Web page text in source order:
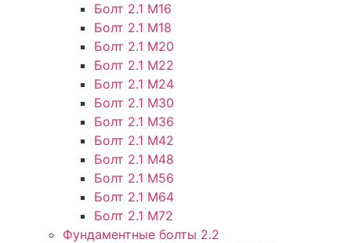
Болт 2.1 М16
Болт 2.1 М18
Болт 2.1 М20
Болт 2.1 М22
Болт 2.1 М24
Болт 2.1 М30
Болт 2.1 М36
Болт 2.1 М42
Болт 2.1 М48
Болт 2.1 М56
Болт 2.1 М64
Болт 2.1 М72
Фундаментные болты 2.2